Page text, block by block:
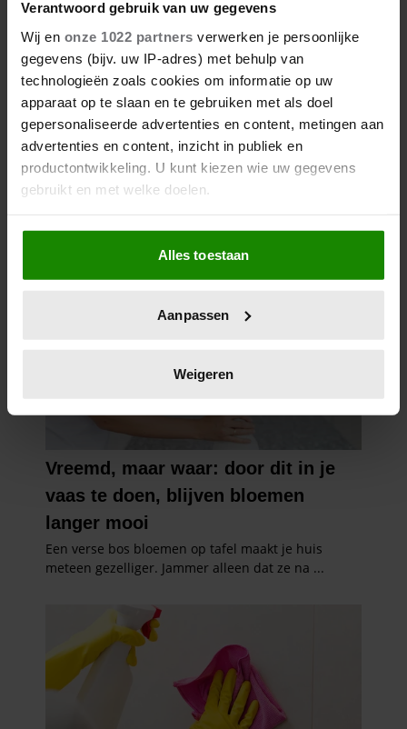
Verantwoord gebruik van uw gegevens
Wij en onze 1022 partners verwerken je persoonlijke
gegevens (bijv. uw IP-adres) met behulp van
technologieën zoals cookies om informatie op uw
apparaat op te slaan en te gebruiken met als doel
gepersonaliseerde advertenties en content, metingen aan
advertenties en content, inzicht in publiek en
productontwikkeling. U kunt kiezen wie uw gegevens
gebruikt en met welke doelen.
Als u het toestaat, willen we ook graag:
Informatie verzamelen over uw geografische
locatie, die tot een paar meter nauwkeurig kan zijn
scannen op specifieke eigenschappen (fingerprinting)
verwerkt en stel uw voorkeuren in het
intrekken in de Cookieverklaring.
We gebruiken cookies om content en advertenties te
personaliseren, om functies voor social media te bieden
en om ons websiteverkeer te analyseren. Ook delen we
informatie over uw gebruik van onze site met onze
partners voor social media, adverteren en analyse. Deze
partners kunnen deze gegevens combineren met andere
verzameld op basis van uw gebruik van hun services. U
gaat akkoord met onze cookies als u onze website blijft
gebruiken.
Alles toestaan
Aanpassen
Weigeren